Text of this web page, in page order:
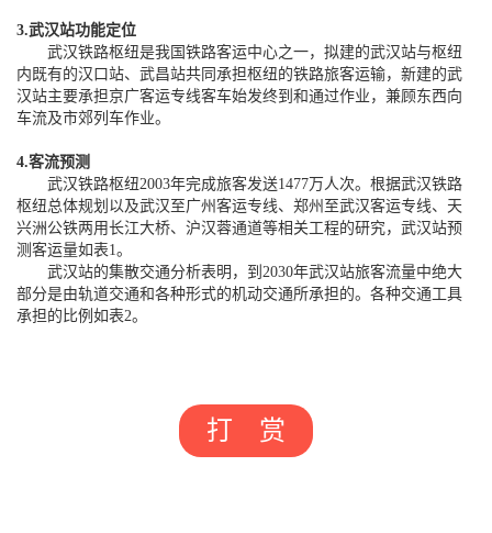
3.武汉站功能定位
武汉铁路枢纽是我国铁路客运中心之一，拟建的武汉站与枢纽
内既有的汉口站、武昌站共同承担枢纽的铁路旅客运输，新建的武
汉站主要承担京广客运专线客车始发终到和通过作业，兼顾东西向
车流及市郊列车作业。
4.客流预测
武汉铁路枢纽2003年完成旅客发送1477万人次。根据武汉铁路
枢纽总体规划以及武汉至广州客运专线、郑州至武汉客运专线、天
兴洲公铁两用长江大桥、沪汉蓉通道等相关工程的研究，武汉站预
测客运量如表1。
武汉站的集散交通分析表明，到2030年武汉站旅客流量中绝大
部分是由轨道交通和各种形式的机动交通所承担的。各种交通工具
承担的比例如表2。
打 赏